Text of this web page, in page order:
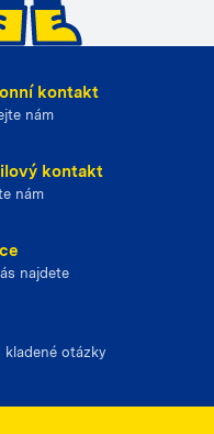
kontakt
nám
kontakt
nám
najdete
kladené otázky